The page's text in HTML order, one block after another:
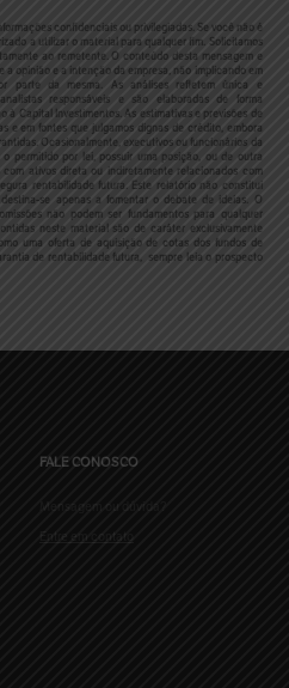
confidenciais ou privilegiadas. Se você não é
a utilizar o material para qualquer fim. Solicitamos
ao remetente. O conteúdo desta mensagem e
a opinião e a intenção da empresa, não implicando em
parte da mesma. As análises refletem única e
responsáveis e são elaboradas de forma
à Capital Investimentos. As estimativas e previsões de
e em fontes que julgamos dignas de crédito, embora
Ocasionalmente, executivos ou funcionários da
permitido por lei, possuir uma posição, ou de outra
ativos direta ou indiretamente relacionados com
rentabilidade futura. Este relatório não constitui
se apenas a fomentar o debate de ideias. O
não podem ser fundamentos para qualquer
neste material são de caráter exclusivamente
uma oferta de aquisição de cotas dos fundos de
de rentabilidade futura, sempre leia o prospecto
FALE CONOSCO
Mensagem ou dúvida?
Entre em contato